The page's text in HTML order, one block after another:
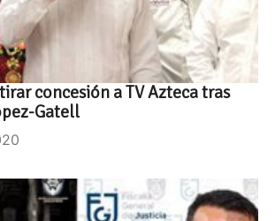
concesión a TV Azteca tras
Gatell